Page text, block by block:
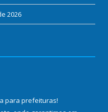
2026
para prefeituras!